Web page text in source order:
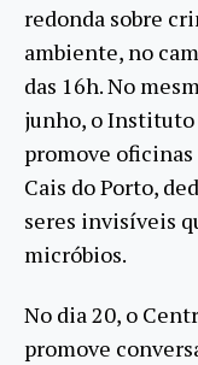
redonda sobre
ambiente, no
das 16h. No
junho, o Instituto
promove
Cais do Porto,
seres invisíveis
micróbios.
No dia 20, o
promove